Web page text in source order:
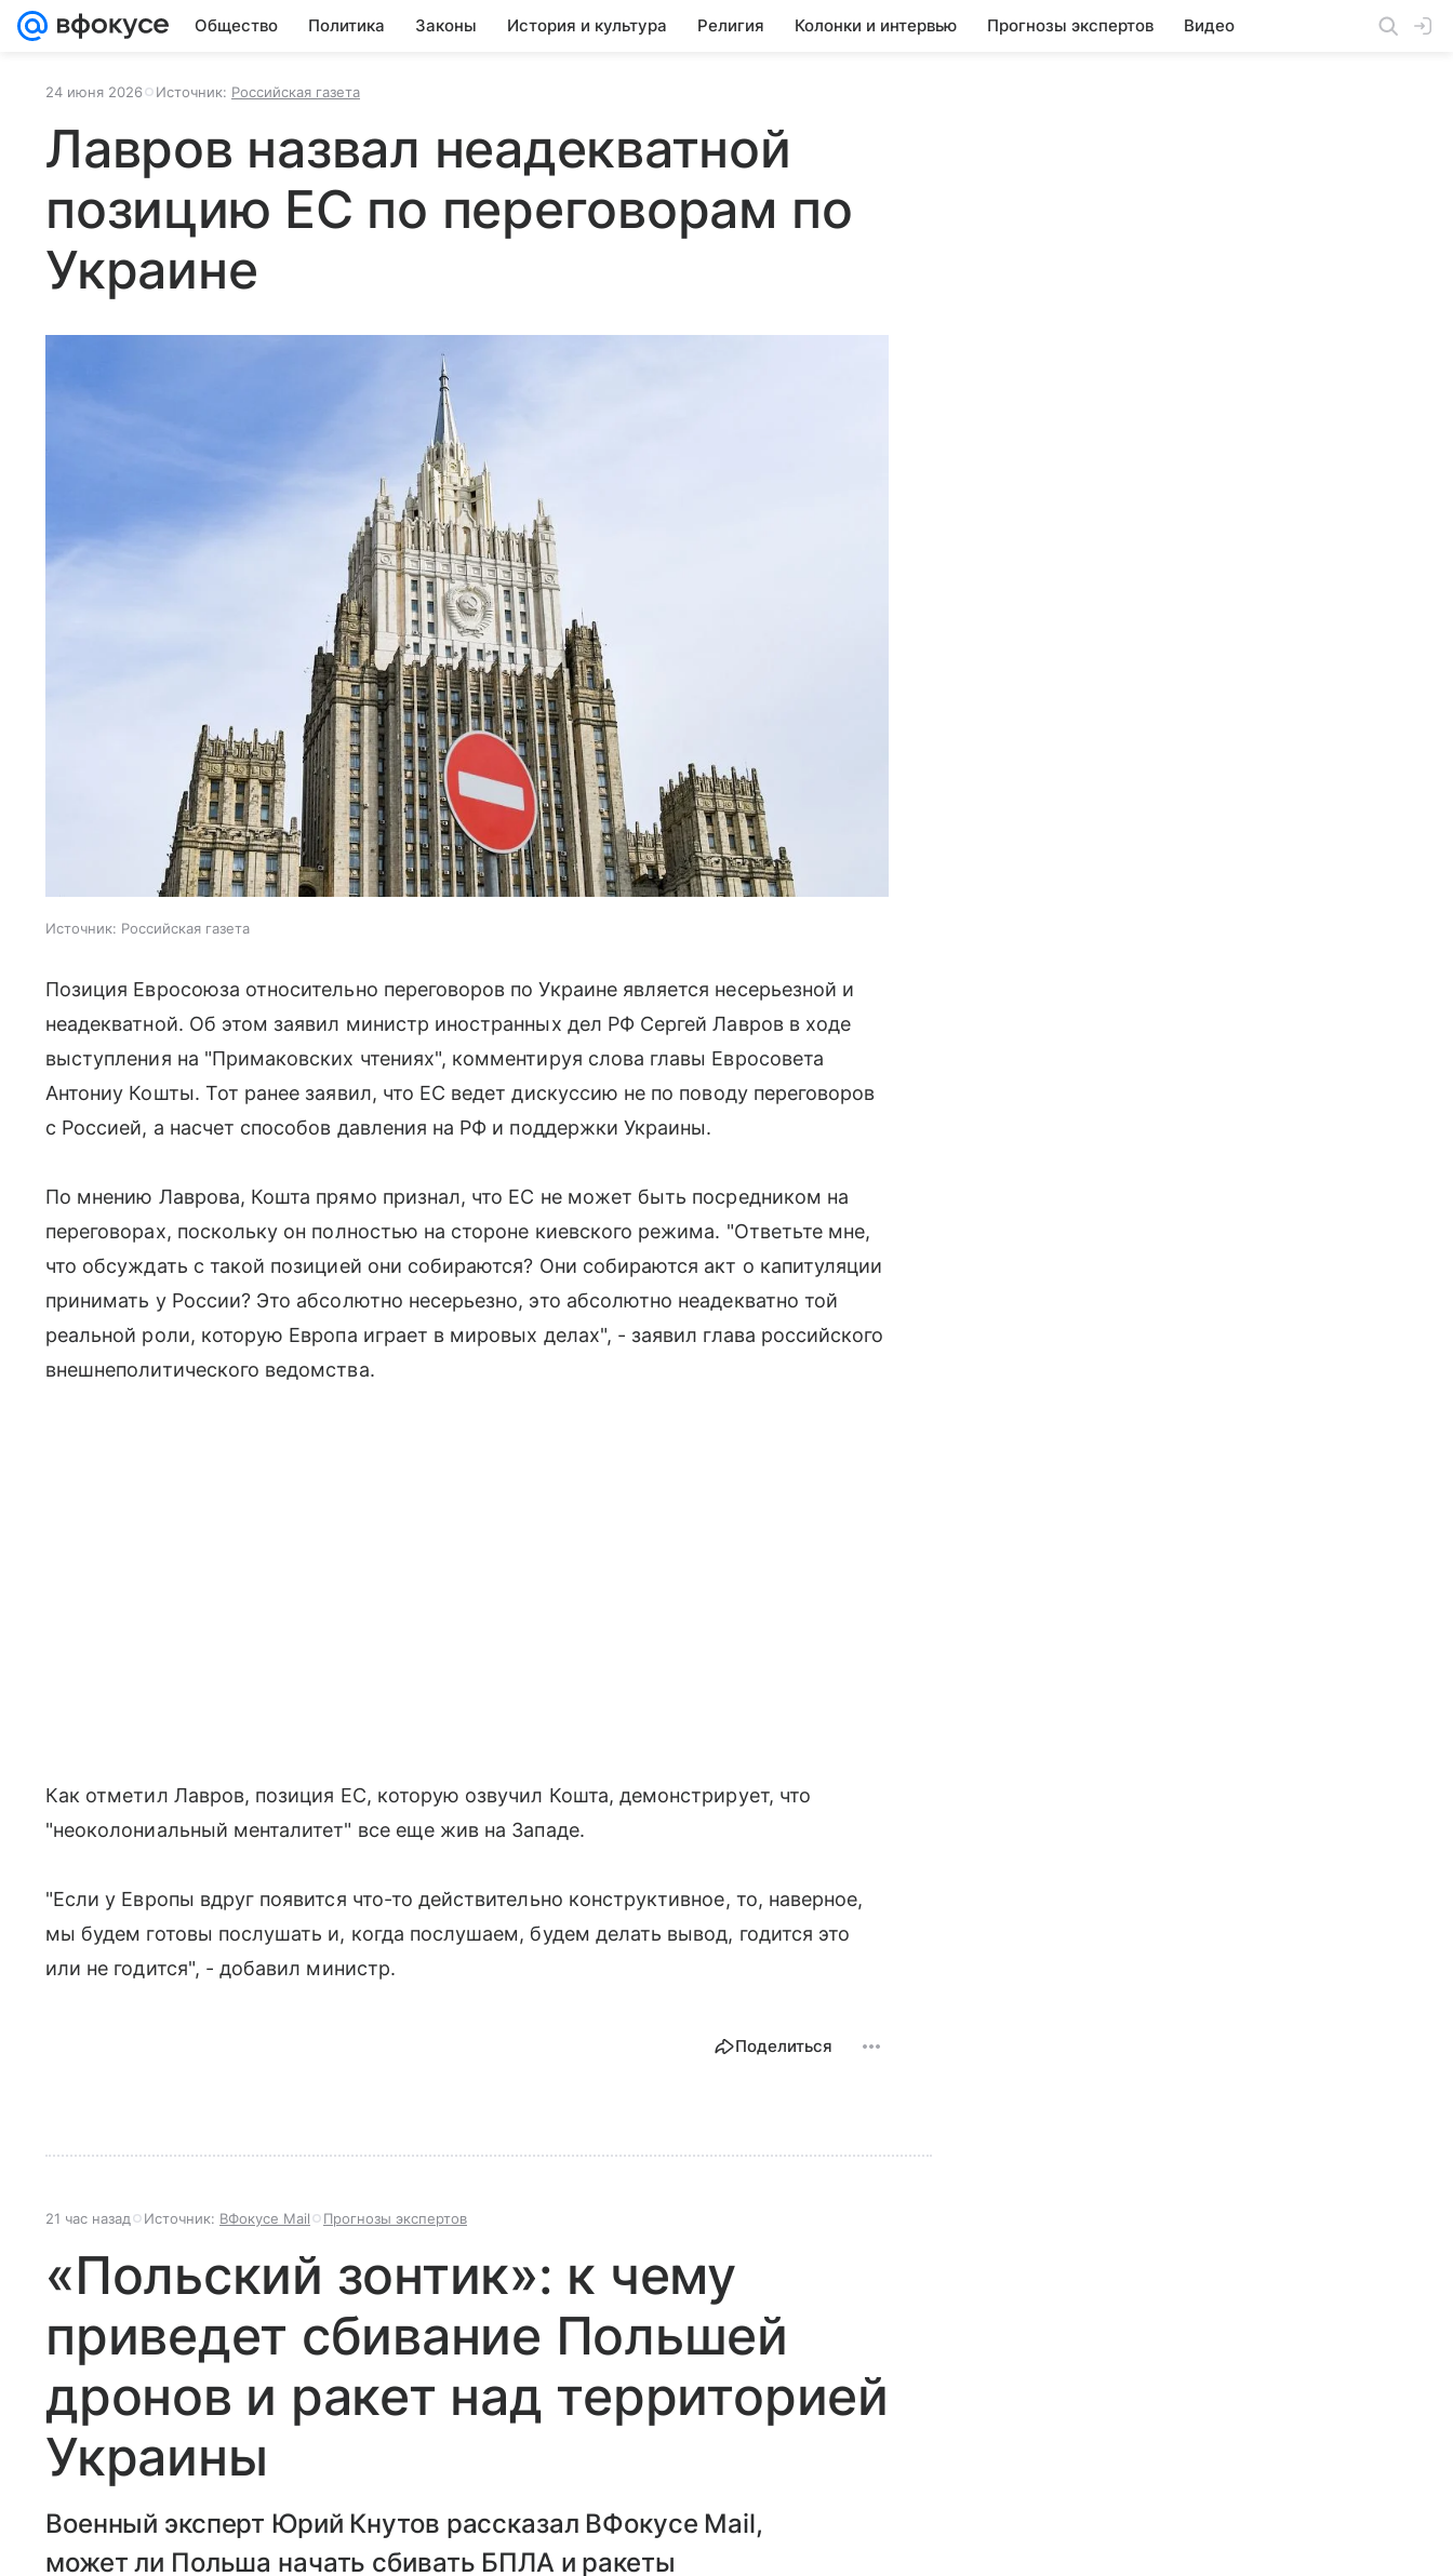
Общество Политика Законы История и культура Религия Колонки и интервью Прогнозы экспертов Видео
24 июня 2026 Источник: Российская газета
Лавров назвал неадекватной
позицию ЕС по переговорам по
Украине
Источник: Российская газета
Позиция Евросоюза относительно переговоров по Украине является несерьезной и
неадекватной. Об этом заявил министр иностранных дел РФ Сергей Лавров в ходе
выступления на "Примаковских чтениях", комментируя слова главы Евросовета
Антониу Кошты. Тот ранее заявил, что ЕС ведет дискуссию не по поводу переговоров
с Россией, а насчет способов давления на РФ и поддержки Украины.
По мнению Лаврова, Кошта прямо признал, что ЕС не может быть посредником на
переговорах, поскольку он полностью на стороне киевского режима. "Ответьте мне,
что обсуждать с такой позицией они собираются? Они собираются акт о капитуляции
принимать у России? Это абсолютно несерьезно, это абсолютно неадекватно той
реальной роли, которую Европа играет в мировых делах", - заявил глава российского
внешнеполитического ведомства.
Как отметил Лавров, позиция ЕС, которую озвучил Кошта, демонстрирует, что
"неоколониальный менталитет" все еще жив на Западе.
"Если у Европы вдруг появится что-то действительно конструктивное, то, наверное,
мы будем готовы послушать и, когда послушаем, будем делать вывод, годится это
или не годится", - добавил министр.
Поделиться
21 час назад Источник: ВФокусе Mail Прогнозы экспертов
«Польский зонтик»: к чему
приведет сбивание Польшей
дронов и ракет над территорией
Украины
Военный эксперт Юрий Кнутов рассказал ВФокусе Mail,
может ли Польша начать сбивать БПЛА и ракеты